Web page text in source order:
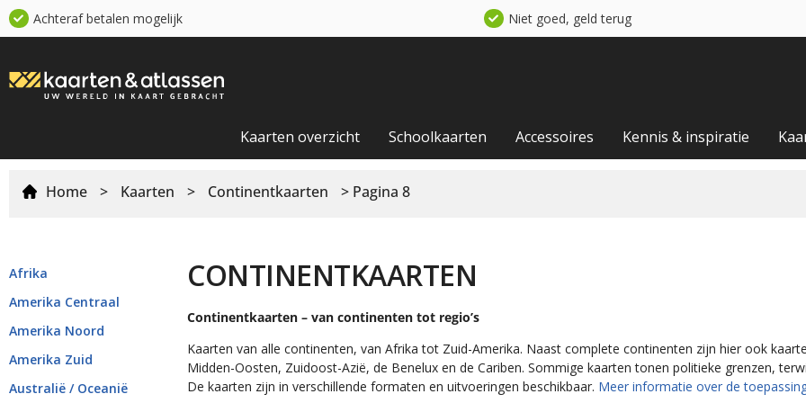
Achteraf betalen mogelijk Niet goed, geld terug
Kaarten overzicht Schoolkaarten Accessoires Kennis & inspiratie
Home > Kaarten > Continentkaarten > Pagina 8
Afrika
Amerika Centraal
Amerika Noord
Amerika Zuid
Australië / Oceanië
CONTINENTKAARTEN
Continentkaarten – van continenten tot regio’s
Kaarten van alle continenten, van Afrika tot Zuid-Amerika. Naast complete continenten zijn hier ook
Midden-Oosten, Zuidoost-Azië, de Benelux en de Cariben. Sommige kaarten tonen politieke grenzen,
De kaarten zijn in verschillende formaten en uitvoeringen beschikbaar. Meer informatie over de